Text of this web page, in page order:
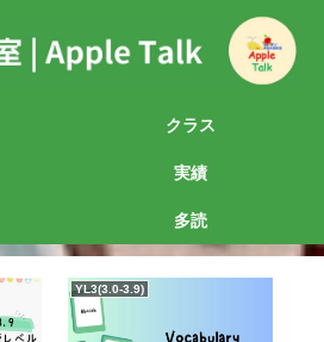
クラス
実績
多読
YL3(3.0-3.9)